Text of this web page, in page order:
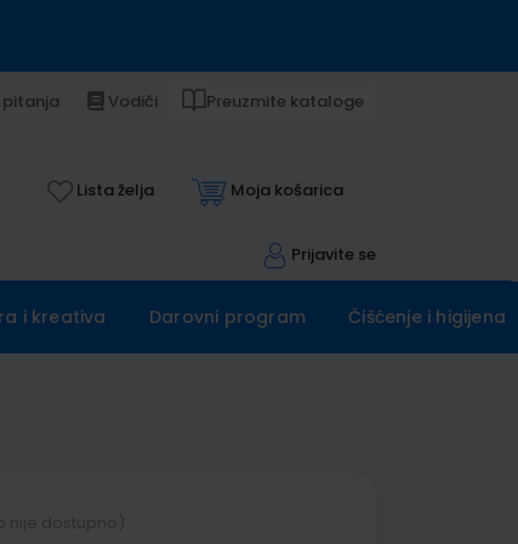
Vodiči Preuzmite kataloge
Lista želja Moja košarica
Prijavite se
i kreativa Darovni program Čišćenje i higijena